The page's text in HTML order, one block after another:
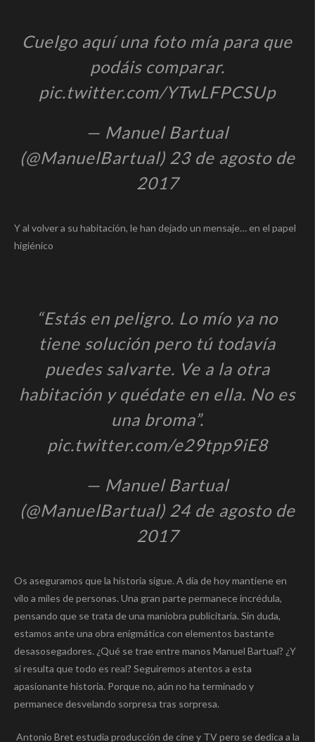
Cuelgo aquí una foto mía para que
podáis comparar.
pic.twitter.com/YTwLFPCSUp
— Manuel Bartual
(@ManuelBartual) 23 de agosto de
2017
Y al volver a su habitación, le han dejado un mensaje… en el papel
higiénico
“Estás en peligro. Lo mío ya no
tiene solución pero tú todavía
puedes salvarte. Ve a la otra
habitación y quédate en ella. No es
una broma”.
pic.twitter.com/e29tpp9iE8
— Manuel Bartual
(@ManuelBartual) 24 de agosto de
2017
Os aseguramos que la historia sigue. A día de hoy mantiene en
vilo a miles de personas. Una gran parte permanece incrédula,
pensando que se trata de una maniobra publicitaria. Sin duda,
estamos ante una obra enigmática con elementos bastante
desasosegadores. ¿Qué se trae entre manos Manuel Bartual? ¿Y
si resulta que todo es real? Seguiremos atentos a esta
apasionante historia. Porque no, aún no ha terminado y
permanece desvelando sorpresa tras sorpresa.
Antonio Bret estudia producción de cine y TV pero se dedica a la